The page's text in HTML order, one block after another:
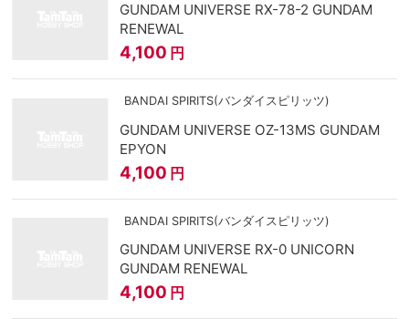
GUNDAM UNIVERSE RX-78-2 GUNDAM
RENEWAL
4,100 円
BANDAI SPIRITS(バンダイスピリッツ)
GUNDAM UNIVERSE OZ-13MS GUNDAM
EPYON
4,100 円
BANDAI SPIRITS(バンダイスピリッツ)
GUNDAM UNIVERSE RX-0 UNICORN
GUNDAM RENEWAL
4,100 円